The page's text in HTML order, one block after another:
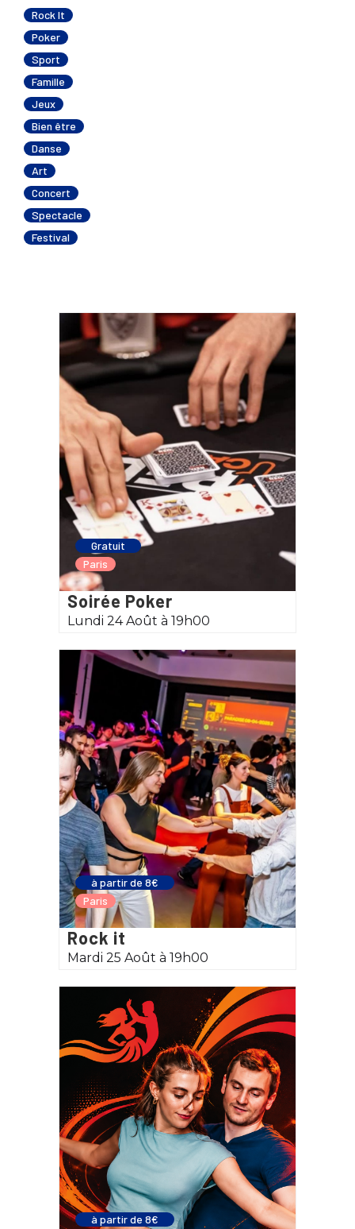
Rock It
Poker
Sport
Famille
Jeux
Bien être
Danse
Art
Concert
Spectacle
Festival
Gratuit
Paris
Soirée Poker
Lundi 24 Août à 19h00
à partir de 8€
Paris
Rock it
Mardi 25 Août à 19h00
à partir de 8€